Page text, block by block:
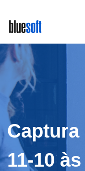
main
content
Captura
11-10